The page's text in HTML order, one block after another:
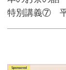
特別講義⑦ 平